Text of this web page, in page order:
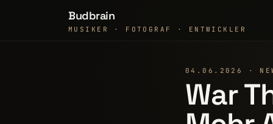
Budbrain
MUSIKER · FOTOGRAF · ENTWICKLER
04.06.2026 ·
War